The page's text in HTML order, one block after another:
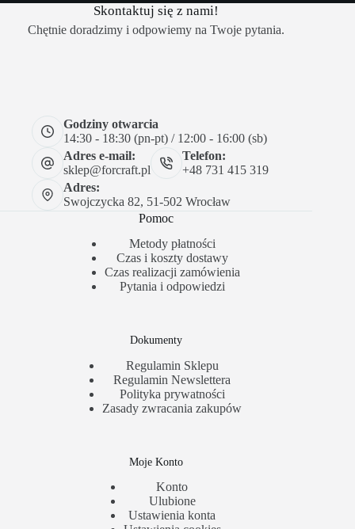
Skontaktuj się z nami!
Chętnie doradzimy i odpowiemy na Twoje pytania.
Godziny otwarcia
14:30 - 18:30 (pn-pt) / 12:00 - 16:00 (sb)
Adres e-mail:
sklep@forcraft.pl
Telefon:
+48 731 415 319
Adres:
Swojczycka 82, 51-502 Wrocław
Pomoc
Metody płatności
Czas i koszty dostawy
Czas realizacji zamówienia
Pytania i odpowiedzi
Dokumenty
Regulamin Sklepu
Regulamin Newslettera
Polityka prywatności
Zasady zwracania zakupów
Moje Konto
Konto
Ulubione
Ustawienia konta